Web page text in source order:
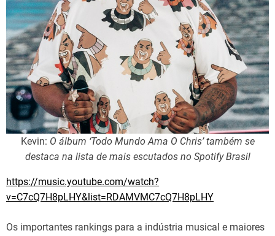
Kevin: O álbum ‘Todo Mundo Ama O Chris’ também se
destaca na lista de mais escutados no Spotify Brasil
https://music.youtube.com/watch?
v=C7cQ7H8pLHY&list=RDAMVMC7cQ7H8pLHY
Os importantes rankings para a indústria musical e maiores